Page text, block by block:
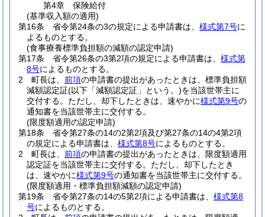
第4章
保険給付
(基準収入額の適用)
第16条
省令第24条の3の規定による申請書は、 様式第7号に
よるものとする。
(食事療養標準負担額の減額の認定申請)
第17条
省令第26条の3第2項の規定による申請書は、 様式第
8号によるものとする。
2
町長は、 前項の申請書の提出があったときは、標準負担額
減額認定証(以下「減額認定証」という。)を当該世帯主に
交付する。 ただし、却下したときは、速やかに様式第9号の
通知書を当該世帯主に交付する。
(限度額適用の認定申請)
第18条
省令第27条の14の2第2項及び第27条の14の4第2項
の規定による申請書は、 様式第8号によるものとする。
2
町長は、 前項の申請書の提出があったときは、限度額適用
認定証を当該世帯主に交付する。 ただし、却下したとき
は、速やかに様式第9号の通知書を当該世帯主に交付する。
(限度額適用・標準負担額減額の認定申請)
第19条
省令第27条の14の5第2項による申請書は、 様式第8
号によるものとする。